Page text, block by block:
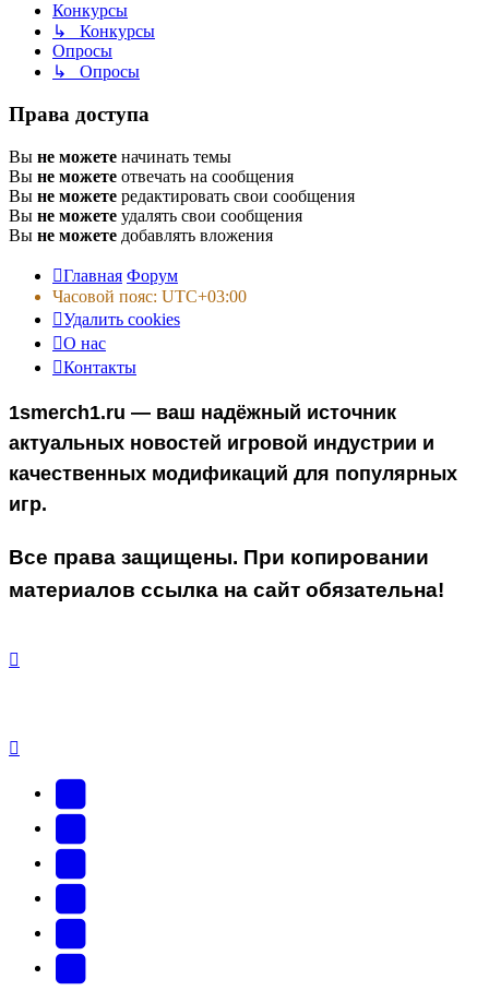
Конкурсы
↳ Конкурсы
Опросы
↳ Опросы
Права доступа
Вы не можете начинать темы
Вы не можете отвечать на сообщения
Вы не можете редактировать свои сообщения
Вы не можете удалять свои сообщения
Вы не можете добавлять вложения
Главная Форум
Часовой пояс: UTC+03:00
Удалить cookies
О нас
Контакты
1smerch1.ru — ваш надёжный источник
актуальных новостей игровой индустрии и
качественных модификаций для популярных
игр.
Все права защищены. При копировании
материалов ссылка на сайт обязательна!